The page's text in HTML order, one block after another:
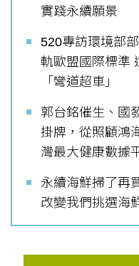
實踐永續願景
520專訪環境部
軌歐盟國際標準
「彎道超車」
郭台銘催生、國
掛牌，從照顧鴻
灣最大健康數據
永續海鮮掃了再
改變我們挑選海